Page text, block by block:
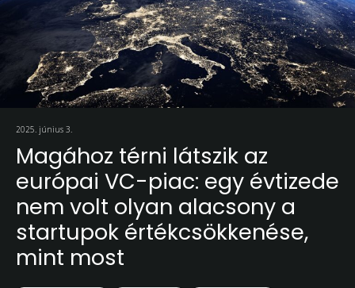
2025. június 3.
Magához térni látszik az
európai VC-piac: egy évtizede
nem volt olyan alacsony a
startupok értékcsökkenése,
mint most